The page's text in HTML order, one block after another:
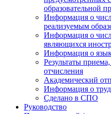
образовательной
Информация о
реализуемым
Информация о
являющихся
Информация о
Результаты
отчисления
Академический
Информация о
Сделано в СПО
Руководство